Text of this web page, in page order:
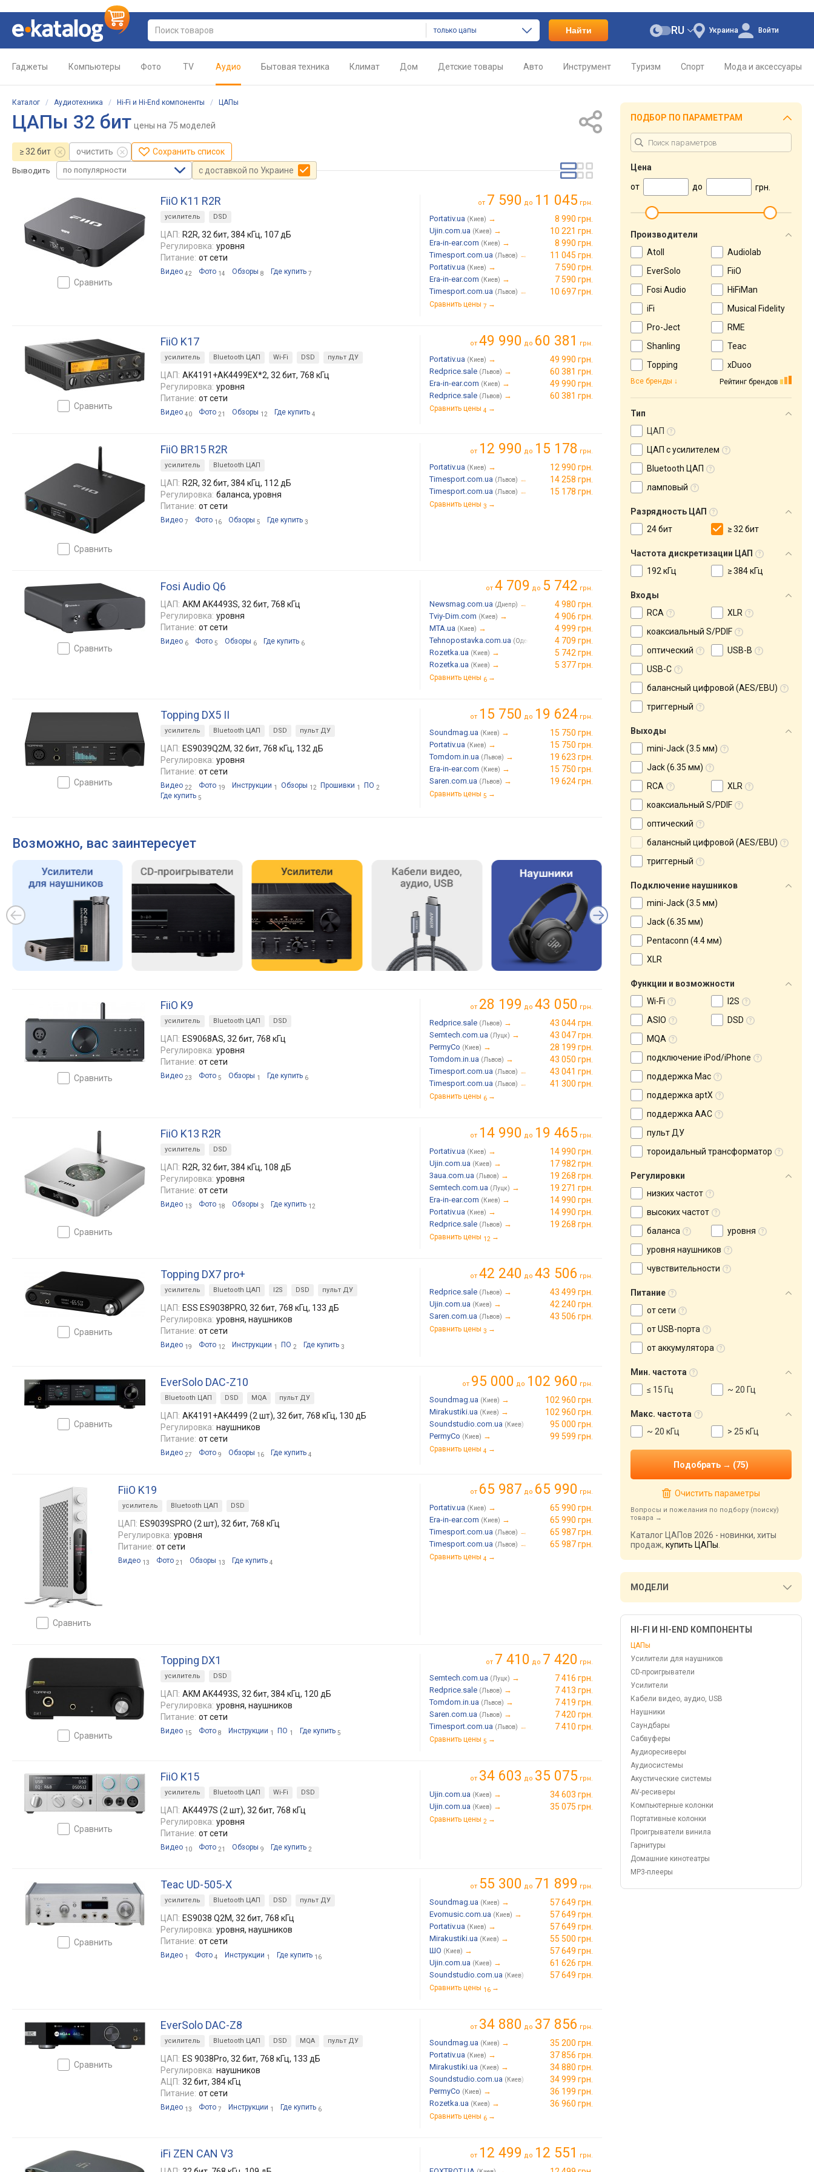
только цапы Найти Украина
RU Войти
Гаджеты Компьютеры Фото TV Аудио Бытовая техника Климат Дом Детские товары Авто Инструмент Туризм Спорт Мода и аксессуары
Каталог / Аудиотехника / Hi-Fi и Hi-End компоненты / ЦАПы
ЦАПы 32 бит цены на 75 моделей
≥ 32 бит очистить Сохранить список
Выводить по популярности с доставкой по Украине
сравнить
FiiO K11 R2R
усилитель DSD
ЦАП: R2R, 32 бит, 384 кГц, 107 дБ
Регулировка: уровня
Питание: от сети
Видео 42 Фото 14 Обзоры 8 Где купить 7
от 7 590 до 11 045 грн.
Portativ.ua (Киев) → 8 990 грн.
Ujin.com.ua (Киев) → 10 221 грн.
Era-in-ear.com (Киев) → 8 990 грн.
Timesport.com.ua (Львов) → 11 045 грн.
Portativ.ua (Киев) → 7 590 грн.
Era-in-ear.com (Киев) → 7 590 грн.
Timesport.com.ua (Львов) → 10 697 грн.
Сравнить цены 7 →
сравнить
FiiO K17
усилитель Bluetooth ЦАП Wi-Fi DSD пульт ДУ
ЦАП: AK4191+AK4499EX*2, 32 бит, 768 кГц
Регулировка: уровня
Питание: от сети
Видео 40 Фото 21 Обзоры 12 Где купить 4
от 49 990 до 60 381 грн.
Portativ.ua (Киев) → 49 990 грн.
Redprice.sale (Львов) → 60 381 грн.
Era-in-ear.com (Киев) → 49 990 грн.
Redprice.sale (Львов) → 60 381 грн.
Сравнить цены 4 →
сравнить
FiiO BR15 R2R
усилитель Bluetooth ЦАП
ЦАП: R2R, 32 бит, 384 кГц, 112 дБ
Регулировка: баланса, уровня
Питание: от сети
Видео 7 Фото 16 Обзоры 5 Где купить 3
от 12 990 до 15 178 грн.
Portativ.ua (Киев) → 12 990 грн.
Timesport.com.ua (Львов) → 14 258 грн.
Timesport.com.ua (Львов) → 15 178 грн.
Сравнить цены 3 →
сравнить
Fosi Audio Q6
ЦАП: AKM AK4493S, 32 бит, 768 кГц
Регулировка: уровня
Питание: от сети
Видео 6 Фото 5 Обзоры 6 Где купить 6
от 4 709 до 5 742 грн.
Newsmag.com.ua (Днепр) → 4 980 грн.
Tviy-Dim.com (Киев) → 4 906 грн.
MTA.ua (Киев) → 4 999 грн.
Tehnopostavka.com.ua (Одесса) 4 709 грн.
Rozetka.ua (Киев) → 5 742 грн.
Rozetka.ua (Киев) → 5 377 грн.
Сравнить цены 6 →
сравнить
Topping DX5 II
усилитель Bluetooth ЦАП DSD пульт ДУ
ЦАП: ES9039Q2M, 32 бит, 768 кГц, 132 дБ
Регулировка: уровня
Питание: от сети
Видео 22 Фото 19 Инструкции 1 Обзоры 12 Прошивки 1 ПО 2
Где купить 5
от 15 750 до 19 624 грн.
Soundmag.ua (Киев) → 15 750 грн.
Portativ.ua (Киев) → 15 750 грн.
Tomdom.in.ua (Львов) → 19 623 грн.
Era-in-ear.com (Киев) → 15 750 грн.
Saren.com.ua (Львов) → 19 624 грн.
Сравнить цены 5 →
Возможно, вас заинтересует
сравнить
FiiO K9
усилитель Bluetooth ЦАП DSD
ЦАП: ES9068AS, 32 бит, 768 кГц
Регулировка: уровня
Питание: от сети
Видео 23 Фото 5 Обзоры 1 Где купить 6
от 28 199 до 43 050 грн.
Redprice.sale (Львов) → 43 044 грн.
Semtech.com.ua (Луцк) → 43 047 грн.
PermyCo (Киев) → 28 199 грн.
Tomdom.in.ua (Львов) → 43 050 грн.
Timesport.com.ua (Львов) → 43 041 грн.
Timesport.com.ua (Львов) → 41 300 грн.
Сравнить цены 6 →
сравнить
FiiO K13 R2R
усилитель DSD
ЦАП: R2R, 32 бит, 384 кГц, 108 дБ
Регулировка: уровня
Питание: от сети
Видео 13 Фото 18 Обзоры 3 Где купить 12
от 14 990 до 19 465 грн.
Portativ.ua (Киев) → 14 990 грн.
Ujin.com.ua (Киев) → 17 982 грн.
3aua.com.ua (Львов) → 19 268 грн.
Semtech.com.ua (Луцк) → 19 271 грн.
Era-in-ear.com (Киев) → 14 990 грн.
Portativ.ua (Киев) → 14 990 грн.
Redprice.sale (Львов) → 19 268 грн.
Сравнить цены 12 →
сравнить
Topping DX7 pro+
усилитель Bluetooth ЦАП I2S DSD пульт ДУ
ЦАП: ESS ES9038PRO, 32 бит, 768 кГц, 133 дБ
Регулировка: уровня, наушников
Питание: от сети
Видео 19 Фото 12 Инструкции 1 ПО 2 Где купить 3
от 42 240 до 43 506 грн.
Redprice.sale (Львов) → 43 499 грн.
Ujin.com.ua (Киев) → 42 240 грн.
Saren.com.ua (Львов) → 43 506 грн.
Сравнить цены 3 →
сравнить
EverSolo DAC-Z10
Bluetooth ЦАП DSD MQA пульт ДУ
ЦАП: AK4191+AK4499 (2 шт), 32 бит, 768 кГц, 130 дБ
Регулировка: наушников
Питание: от сети
Видео 27 Фото 9 Обзоры 16 Где купить 4
от 95 000 до 102 960 грн.
Soundmag.ua (Киев) → 102 960 грн.
Mirakustiki.ua (Киев) → 102 960 грн.
Soundstudio.com.ua (Киев) 95 000 грн.
PermyCo (Киев) → 99 599 грн.
Сравнить цены 4 →
сравнить
FiiO K19
усилитель Bluetooth ЦАП DSD
ЦАП: ES9039SPRO (2 шт), 32 бит, 768 кГц
Регулировка: уровня
Питание: от сети
Видео 13 Фото 21 Обзоры 13 Где купить 4
от 65 987 до 65 990 грн.
Portativ.ua (Киев) → 65 990 грн.
Era-in-ear.com (Киев) → 65 990 грн.
Timesport.com.ua (Львов) → 65 987 грн.
Timesport.com.ua (Львов) → 65 987 грн.
Сравнить цены 4 →
сравнить
Topping DX1
усилитель DSD
ЦАП: AKM AK4493S, 32 бит, 384 кГц, 120 дБ
Регулировка: уровня, наушников
Питание: от сети
Видео 15 Фото 8 Инструкции 1 ПО 1 Где купить 5
от 7 410 до 7 420 грн.
Semtech.com.ua (Луцк) → 7 416 грн.
Redprice.sale (Львов) → 7 413 грн.
Tomdom.in.ua (Львов) → 7 419 грн.
Saren.com.ua (Львов) → 7 420 грн.
Timesport.com.ua (Львов) → 7 410 грн.
Сравнить цены 5 →
сравнить
FiiO K15
усилитель Bluetooth ЦАП Wi-Fi DSD
ЦАП: AK4497S (2 шт), 32 бит, 768 кГц
Регулировка: уровня
Питание: от сети
Видео 10 Фото 21 Обзоры 9 Где купить 2
от 34 603 до 35 075 грн.
Ujin.com.ua (Киев) → 34 603 грн.
Ujin.com.ua (Киев) → 35 075 грн.
Сравнить цены 2 →
сравнить
Teac UD-505-X
усилитель Bluetooth ЦАП DSD пульт ДУ
ЦАП: ES9038 Q2M, 32 бит, 768 кГц
Регулировка: уровня, наушников
Питание: от сети
Видео 1 Фото 4 Инструкции 1 Где купить 16
от 55 300 до 71 899 грн.
Soundmag.ua (Киев) → 57 649 грн.
Evomusic.com.ua (Киев) → 57 649 грн.
Portativ.ua (Киев) → 57 649 грн.
Mirakustiki.ua (Киев) → 55 500 грн.
ШО (Киев) → 57 649 грн.
Ujin.com.ua (Киев) → 61 626 грн.
Soundstudio.com.ua (Киев) 57 649 грн.
Сравнить цены 16 →
сравнить
EverSolo DAC-Z8
усилитель Bluetooth ЦАП DSD MQA пульт ДУ
ЦАП: ES 9038Pro, 32 бит, 768 кГц, 133 дБ
Регулировка: наушников
АЦП: 32 бит, 384 кГц
Питание: от сети
Видео 13 Фото 7 Инструкции 1 Где купить 6
от 34 880 до 37 856 грн.
Soundmag.ua (Киев) → 35 200 грн.
Portativ.ua (Киев) → 37 856 грн.
Mirakustiki.ua (Киев) → 34 880 грн.
Soundstudio.com.ua (Киев) 34 999 грн.
PermyCo (Киев) → 36 199 грн.
Rozetka.ua (Киев) → 36 960 грн.
Сравнить цены 6 →
iFi ZEN CAN V3 от 12 499 до 12 551 грн.
ПОДБОР ПО ПАРАМЕТРАМ
Цена
от
до грн.
Производители
Atoll
Audiolab
EverSolo
FiiO
Fosi Audio
HiFiMan
iFi
Musical Fidelity
Pro-Ject
RME
Shanling
Teac
Topping
xDuoo
Рейтинг брендов
Все бренды
Тип
ЦАП
ЦАП с усилителем
Bluetooth ЦАП
ламповый
Разрядность ЦАП
24 бит
≥ 32 бит
Частота дискретизации ЦАП
192 кГц
≥ 384 кГц
Входы
RCA
XLR
коаксиальный S/PDIF
оптический
USB-B
USB-C
балансный цифровой (AES/EBU)
триггерный
Выходы
mini-Jack (3.5 мм)
Jack (6.35 мм)
RCA
XLR
коаксиальный S/PDIF
оптический
балансный цифровой (AES/EBU)
триггерный
Подключение наушников
mini-Jack (3.5 мм)
Jack (6.35 мм)
Pentaconn (4.4 мм)
XLR
Функции и возможности
Wi-Fi
I2S
ASIO
DSD
MQA
подключение iPod/iPhone
поддержка Mac
поддержка aptX
поддержка AAC
пульт ДУ
тороидальный трансформатор
Регулировки
низких частот
высоких частот
баланса
уровня
уровня наушников
чувствительности
Питание
от сети
от USB-порта
от аккумулятора
Мин. частота
≤ 15 Гц
~ 20 Гц
Макс. частота
~ 20 кГц
> 25 кГц
Очистить параметры
Вопросы и пожелания по подбору (поиску)
товара
Каталог ЦАПов 2026 - новинки, хиты
продаж, купить ЦАПы
МОДЕЛИ
HI-FI И HI-END КОМПОНЕНТЫ
ЦАПы
Усилители для наушников
CD-проигрыватели
Усилители
Кабели видео, аудио, USB
Наушники
Саундбары
Сабвуферы
Аудиоресиверы
Аудиосистемы
Акустические системы
AV-ресиверы
Компьютерные колонки
Портативные колонки
Проигрыватели винила
Гарнитуры
Домашние кинотеатры
MP3-плееры